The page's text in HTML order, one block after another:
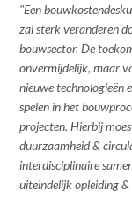
o
m
a
i
n
c
o
n
t
e
"Een
zal sterk veranderen
bouwsector. De
onvermijdelijk, maar
nieuwe technologieën
spelen in het
projecten. Hierbij
duurzaamheid &
interdisciplinaire
uiteindelijk opleiding